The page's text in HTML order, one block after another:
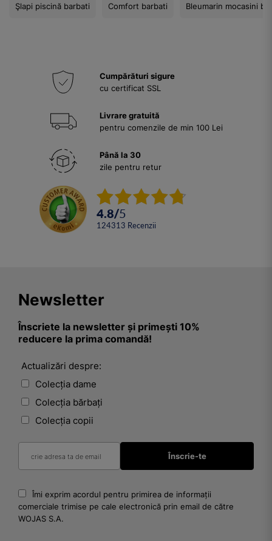
Şlapi piscină barbati Comfort barbati Bleumarin mocasini
Cumpărături sigure
cu certificat SSL
Livrare gratuită
pentru comenzile de min 100 Lei
Până la 30
zile pentru retur
4.8/5
124313 Recenzii
Newsletter
Înscriete la newsletter și primești 10%
reducere la prima comandă!
Actualizări despre:
Colecția dame
Colecția bărbați
Colecția copii
Îmi exprim acordul pentru primirea de informații
comerciale trimise pe cale electronică prin email de către
WOJAS S.A.